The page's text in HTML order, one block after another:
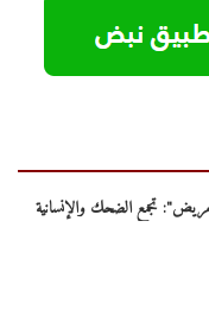
تجمع الضحك والإنسانية